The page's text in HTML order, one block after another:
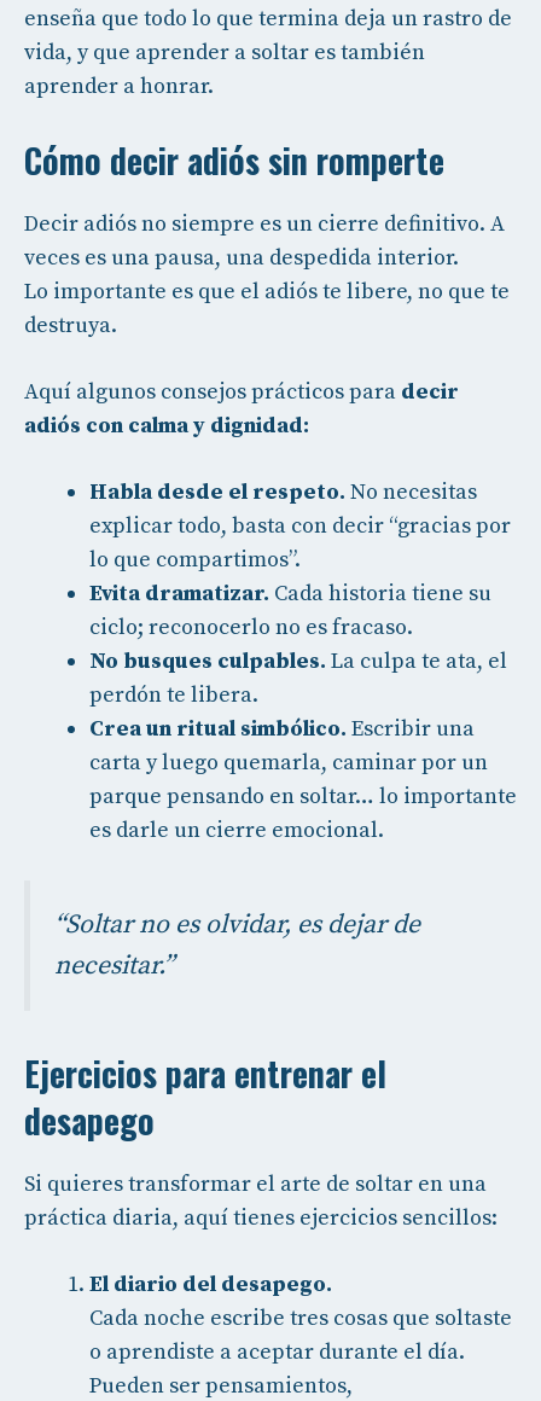
enseña que todo lo que termina deja un rastro de
vida, y que aprender a soltar es también
aprender a honrar.
Cómo decir adiós sin romperte
Decir adiós no siempre es un cierre definitivo. A
veces es una pausa, una despedida interior.
Lo importante es que el adiós te libere, no que te
destruya.
Aquí algunos consejos prácticos para decir
adiós con calma y dignidad:
Habla desde el respeto. No necesitas
explicar todo, basta con decir “gracias por
lo que compartimos”.
Evita dramatizar. Cada historia tiene su
ciclo; reconocerlo no es fracaso.
No busques culpables. La culpa te ata, el
perdón te libera.
Crea un ritual simbólico. Escribir una
carta y luego quemarla, caminar por un
parque pensando en soltar… lo importante
es darle un cierre emocional.
“Soltar no es olvidar, es dejar de
necesitar.”
Ejercicios para entrenar el
desapego
Si quieres transformar el arte de soltar en una
práctica diaria, aquí tienes ejercicios sencillos:
El diario del desapego.
Cada noche escribe tres cosas que soltaste
o aprendiste a aceptar durante el día.
Pueden ser pensamientos,